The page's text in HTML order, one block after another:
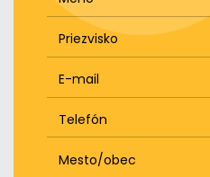
Priezvisko
E-mail
Telefón
Mesto/obec